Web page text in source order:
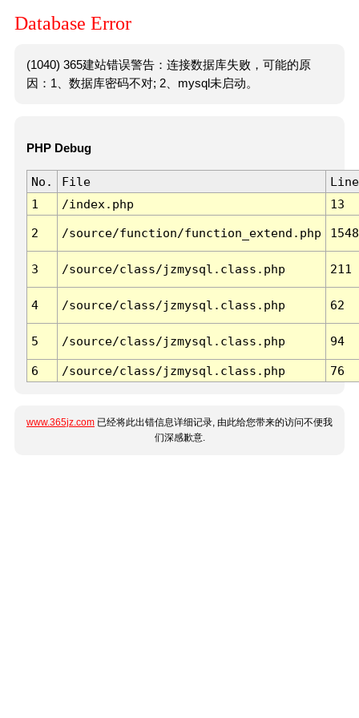
Database Error
(1040) 365建站错误警告：连接数据库失败，可能的原
因：1、数据库密码不对; 2、mysql未启动。
PHP Debug
No. File
Line
1
/index.php 13
2 /source/function/function_extend.php 1548
3 /source/class/jzmysql.class.php 211
4 /source/class/jzmysql.class.php 62
5 /source/class/jzmysql.class.php 94
6 /source/class/jzmysql.class.php 76
www.365jz.com 已经将此出错信息详细记录, 由此给您带来的访问不便我
们深感歉意.